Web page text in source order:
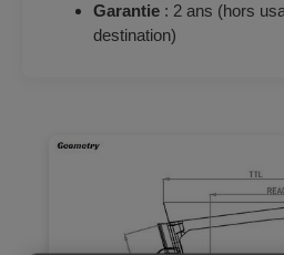
Garantie : 2 ans (hors
destination)